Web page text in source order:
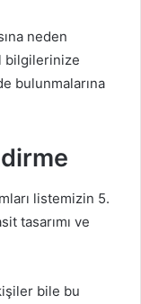
neden
bilgilerinize
bulunmalarına
listemizin 5.
tasarımı ve
bile bu